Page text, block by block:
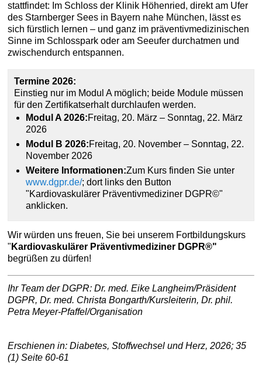
stattfindet: Im Schloss der Klinik Höhenried, direkt am Ufer
des Starnberger Sees in Bayern nahe München, lässt es
sich fürstlich lernen – und ganz im präventivmedizinischen
Sinne im Schlosspark oder am Seeufer durchatmen und
zwischendurch entspannen.
Termine 2026:
Einstieg nur im Modul A möglich; beide Module müssen
für den Zertifikatserhalt durchlaufen werden.
Modul A 2026:Freitag, 20. März – Sonntag, 22. März
2026
Modul B 2026:Freitag, 20. November – Sonntag, 22.
November 2026
Weitere Informationen:Zum Kurs finden Sie unter
www.dgpr.de/; dort links den Button
"Kardiovaskulärer Präventivmediziner DGPR©"
anklicken.
Wir würden uns freuen, Sie bei unserem Fortbildungskurs
" Kardiovaskulärer Präventivmediziner DGPR®"
begrüßen zu dürfen!
Ihr Team der DGPR: Dr. med. Eike Langheim/Präsident
DGPR, Dr. med. Christa Bongarth/Kursleiterin, Dr. phil.
Petra Meyer-Pfaffel/Organisation
Erschienen in: Diabetes, Stoffwechsel und Herz, 2026; 35
(1) Seite 60-61